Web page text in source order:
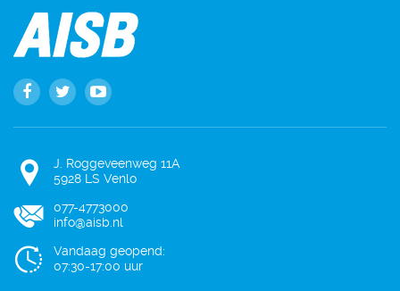
J. Roggeveenweg 11A
5928 LS Venlo
077-4773000
info@aisb.nl
Vandaag geopend:
07:30-17:00 uur